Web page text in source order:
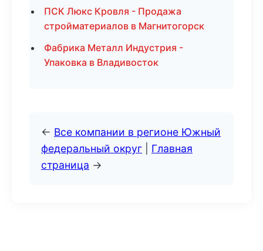
ПСК Люкс Кровля - Продажа
стройматериалов в Магнитогорск
Фабрика Металл Индустрия -
Упаковка в Владивосток
← Все компании в регионе Южный
федеральный округ
Главная
страница →